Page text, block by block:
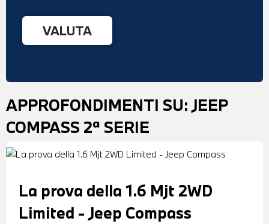
APPROFONDIMENTI SU:JEEP
COMPASS 2ª SERIE
La prova della 1.6 Mjt 2WD
Limited - Jeep Compass